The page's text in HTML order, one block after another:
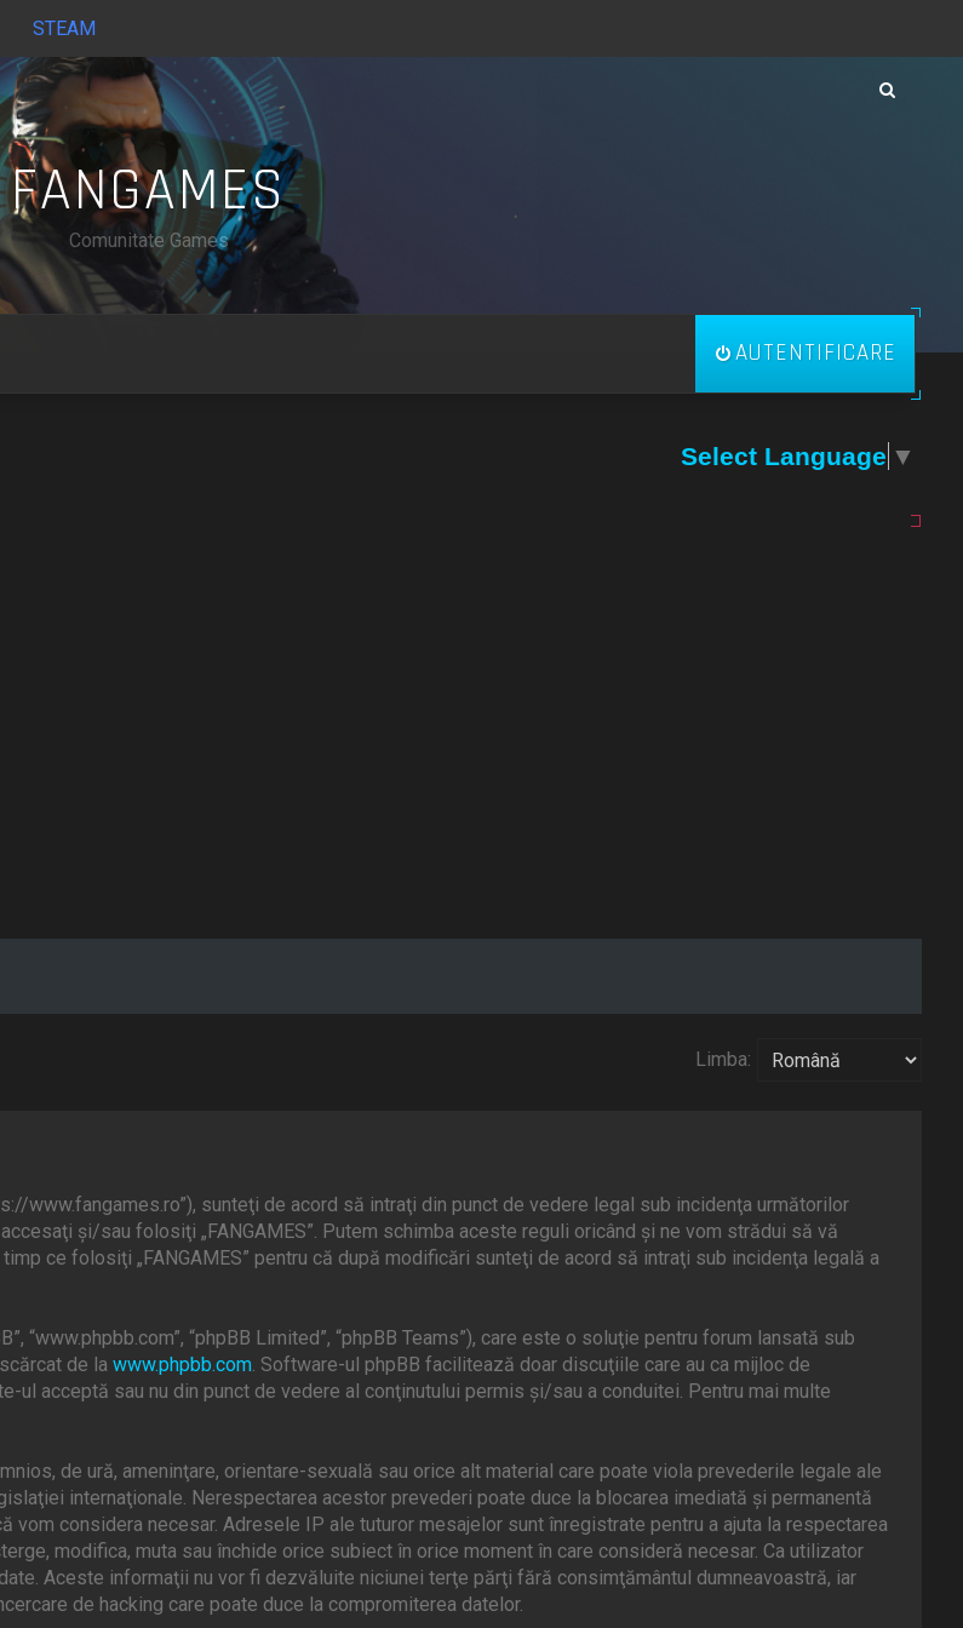
STEAM
FANGAMES
Comunitate Games
AUTENTIFICARE
Select Language ▼
Limba:
www.fangames.ro”), sunteţi de acord să intraţi din punct de vedere legal sub incidenţa următorilor
şi/sau folosiţi „FANGAMES”. Putem schimba aceste reguli oricând şi ne vom strădui să vă
ce folosiţi „FANGAMES” pentru că după modificări sunteţi de acord să intraţi sub incidenţa legală a
“www.phpbb.com”, “phpBB Limited”, “phpBB Teams”), care este o soluţie pentru forum lansată sub
de la www.phpbb.com. Software-ul phpBB facilitează doar discuţiile care au ca mijloc de
acceptă sau nu din punct de vedere al conţinutului permis şi/sau a conduitei. Pentru mai multe
de ură, ameninţare, orientare-sexuală sau orice alt material care poate viola prevederile legale ale
internaţionale. Nerespectarea acestor prevederi poate duce la blocarea imediată şi permanentă
considera necesar. Adresele IP ale tuturor mesajelor sunt înregistrate pentru a ajuta la respectarea
modifica, muta sau închide orice subiect în orice moment în care consideră necesar. Ca utilizator
Aceste informaţii nu vor fi dezvăluite niciunei terţe părţi fără consimţământul dumneavoastră, iar
de hacking care poate duce la compromiterea datelor.